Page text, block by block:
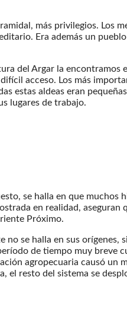
más privilegios. Los
Era además un
del Argar la
acceso. Los más
estas aldeas eran
lugares de trabajo.
se halla en que
en realidad,
Próximo.
se halla en sus
de tiempo muy
agropecuaria causó
el resto del sistema se